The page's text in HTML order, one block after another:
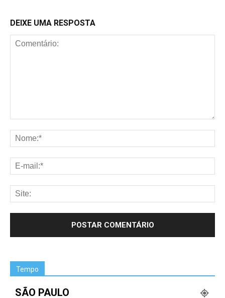
DEIXE UMA RESPOSTA
Tempo
SÃO PAULO